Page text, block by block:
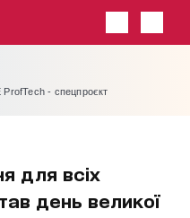
- спецпроєкт
для всіх
день великої